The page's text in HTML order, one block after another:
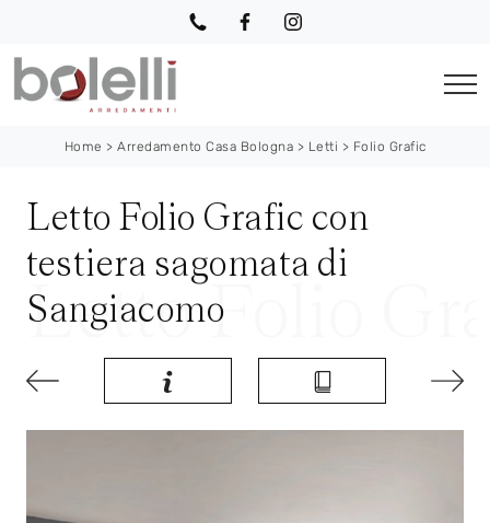
Home > Arredamento Casa Bologna > Letti > Folio Grafic
Letto Folio Grafic con
testiera sagomata di
Sangiacomo